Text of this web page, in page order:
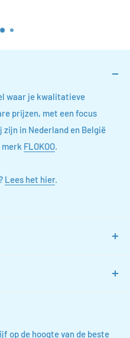
waar je kwalitatieve
prijzen, met een focus
zijn in Nederland en België
merk FLOKOO.
Lees het hier.
op de hoogte van de beste